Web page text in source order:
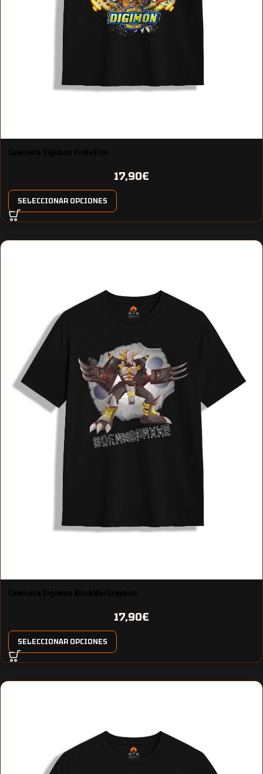
17,90€
SELECCIONAR OPCIONES
17,90€
SELECCIONAR OPCIONES